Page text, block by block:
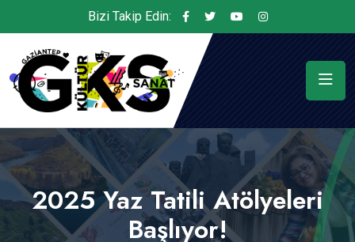
Bizi Takip Edin:
2025 Yaz Tatili Atölyeleri
Başlıyor!